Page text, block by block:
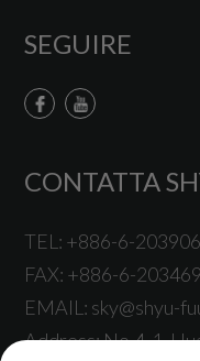
SEGUIRE
CONTATTA
TEL: +886-6-
FAX: +886-6-
EMAIL: sky@shyu-
Address:No.4-1,